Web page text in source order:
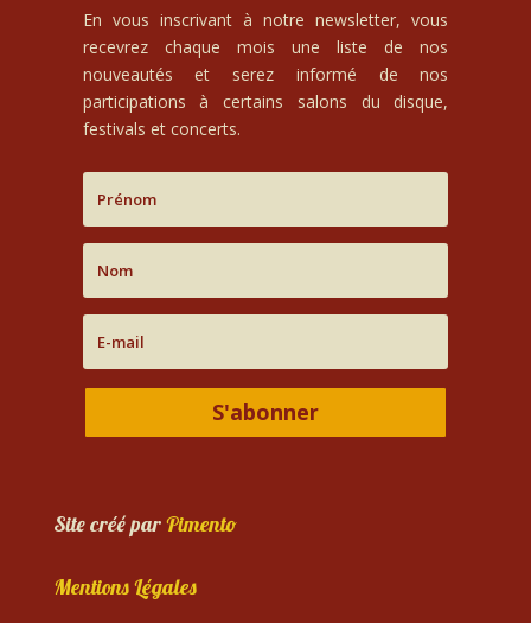
En vous inscrivant à notre newsletter, vous
recevrez chaque mois une liste de nos
nouveautés et serez informé de nos
participations à certains salons du disque,
festivals et concerts.
S'abonner
Site créé parPimento
Mentions Légales